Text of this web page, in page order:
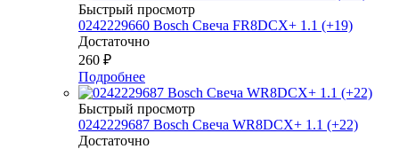
Быстрый просмотр
0242229660 Bosch Свеча FR8DCX+ 1.1 (+19)
Достаточно
260 ₽
Подробнее
Быстрый просмотр
0242229687 Bosch Свеча WR8DCX+ 1.1 (+22)
Достаточно